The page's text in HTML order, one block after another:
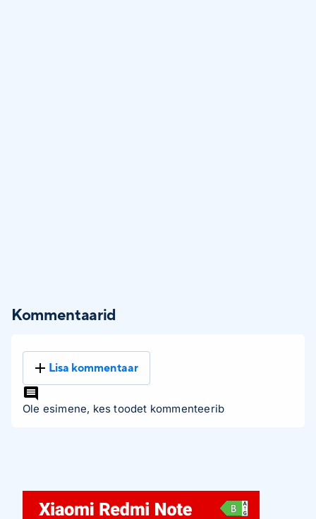
Kommentaarid
Lisa kommentaar
Ole esimene, kes toodet kommenteerib